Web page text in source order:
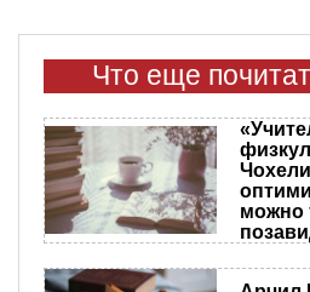
Что еще
можно